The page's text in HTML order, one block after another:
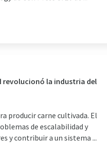
revolucionó la industria del
producir carne cultivada. El
de escalabilidad y
y contribuir a un sistema ...